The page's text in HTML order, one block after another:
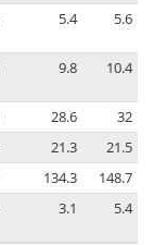
5.4 5.6
9.8 10.4
28.6
32
21.3
21.5
134.3
148.7
3.1 5.4